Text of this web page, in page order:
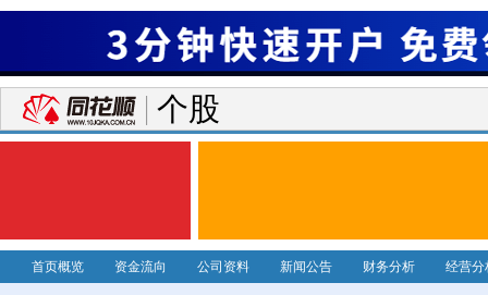
个股
首页概览 资金流向 公司资料 新闻公告 财务分析 经营分